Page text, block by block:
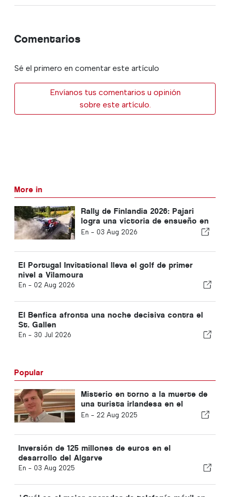
Comentarios
Sé el primero en comentar este artículo
Envíanos tus comentarios u opinión
sobre este artículo.
More in
Rally de Finlandia 2026: Pajari
logra una victoria de ensueño en
su propio país
En - 03 Aug 2026
El Portugal Invitational lleva el golf de primer
nivel a Vilamoura
En - 02 Aug 2026
El Benfica afronta una noche decisiva contra el
St. Gallen
En - 30 Jul 2026
Popular
Misterio en torno a la muerte de
una turista irlandesa en el
Algarve
En - 22 Aug 2025
Inversión de 125 millones de euros en el
desarrollo del Algarve
En - 03 Aug 2025